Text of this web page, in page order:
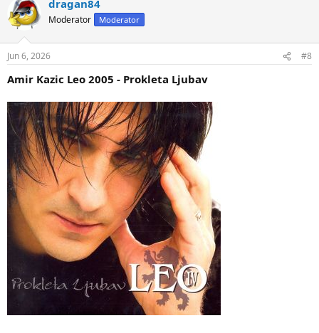
dragan84
Moderator Moderator
Jun 6, 2026 #8
Amir Kazic Leo 2005 - Prokleta Ljubav